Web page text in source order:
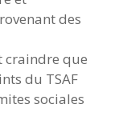
des
craindre que
du TSAF
sociales